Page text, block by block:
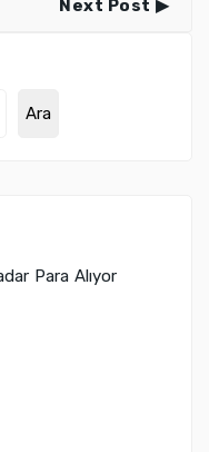
Next Post
Ara
Para Alıyor